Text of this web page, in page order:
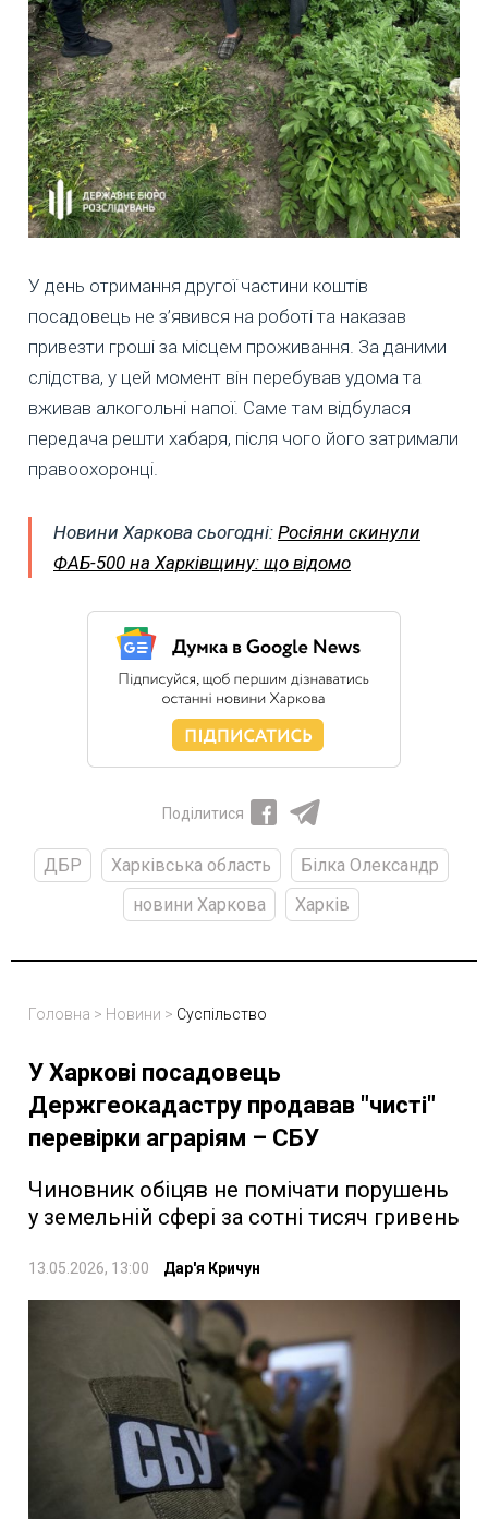
У день отримання другої частини коштів
посадовець не з’явився на роботі та наказав
привезти гроші за місцем проживання. За даними
слідства, у цей момент він перебував удома та
вживав алкогольні напої. Саме там відбулася
передача решти хабаря, після чого його затримали
правоохоронці.
Новини Харкова сьогодні: Росіяни скинули
ФАБ-500 на Харківщину: що відомо
Поділитися
ДБР Харківська область
Білка Олександр
новини Харкова
Харків
Головна > Новини > Суспільство
У Харкові посадовець
Держгеокадастру продавав "чисті"
перевірки аграріям – СБУ
Чиновник обіцяв не помічати порушень
у земельній сфері за сотні тисяч гривень
13.05.2026, 13:00 Дар'я Кричун